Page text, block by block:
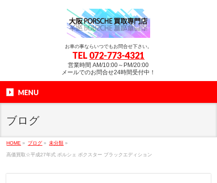
お車の事ならいつでもお問合せ下さい。
TEL 072-773-4321
営業時間 AM/10:00～PM/20:00
メールでのお問合せ24時間受付中！
MENU
ブログ
HOME » ブログ » 未分類 »
高価買取☆平成27年式 ポルシェ ボクスター ブラックエディション